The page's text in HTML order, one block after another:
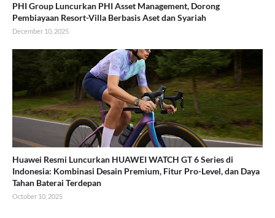
PHI Group Luncurkan PHI Asset Management, Dorong
Pembiayaan Resort-Villa Berbasis Aset dan Syariah
December 10, 2025
Huawei Resmi Luncurkan HUAWEI WATCH GT 6 Series di
Indonesia: Kombinasi Desain Premium, Fitur Pro-Level, dan Daya
Tahan Baterai Terdepan
October 10, 2025